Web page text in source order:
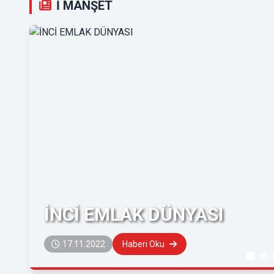
İ MANŞET
İNCİ EMLAK DÜNYASI
17.11.2022 Haberi Oku